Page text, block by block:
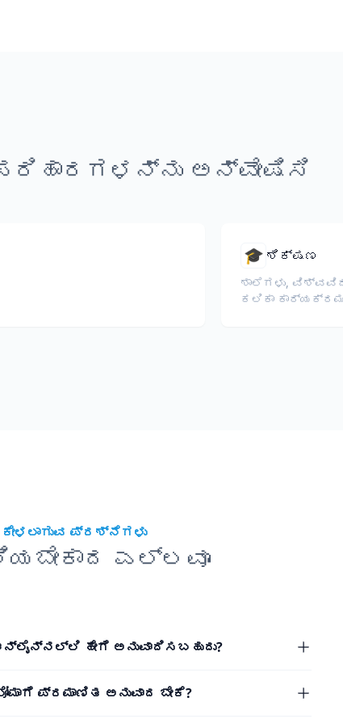
ಅನ್ವೇಷಿಸಿ
🎓 ಶಿಕ್ಷಣ
ಶಾಲೆಗಳು,
ಕಲಿಕಾ
ಪ್ರಶ್ನೆಗಳು
ಎಲ್ಲವೂ
ಹೇಗೆ ಅನುವಾದಿಸಬಹುದು?
ಪ್ರಮಾಣಿತ ಅನುವಾದ ಬೇಕೆ?